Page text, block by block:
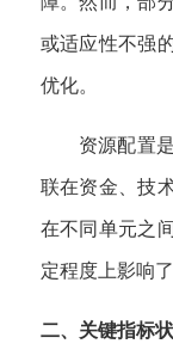
或适应性不强
优化。
资源配置
联在资金、技
在不同单元之
定程度上影响
二、关键指标